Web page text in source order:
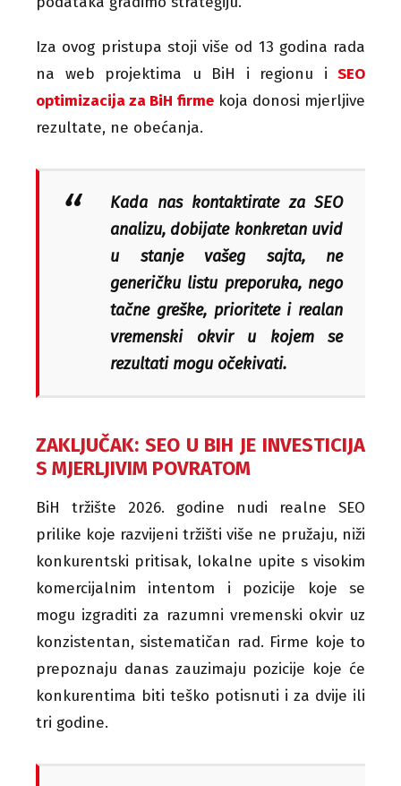
Iza ovog pristupa stoji više od 13 godina rada
na web projektima u BiH i regionu i SEO
optimizacija za BiH firmekoja donosi mjerljive
rezultate, ne obećanja.
Kada nas kontaktirate za SEO
analizu, dobijate konkretan uvid
u stanje vašeg sajta, ne
generičku listu preporuka, nego
tačne greške, prioritete i realan
vremenski okvir u kojem se
rezultati mogu očekivati.
ZAKLJUČAK: SEO U BIH JE INVESTICIJA
S MJERLJIVIM POVRATOM
BiH tržište 2026. godine nudi realne SEO
prilike koje razvijeni tržišti više ne pružaju, niži
konkurentski pritisak, lokalne upite s visokim
komercijalnim intentom i pozicije koje se
mogu izgraditi za razumni vremenski okvir uz
konzistentan, sistematičan rad. Firme koje to
prepoznaju danas zauzimaju pozicije koje će
konkurentima biti teško potisnuti i za dvije ili
tri godine.